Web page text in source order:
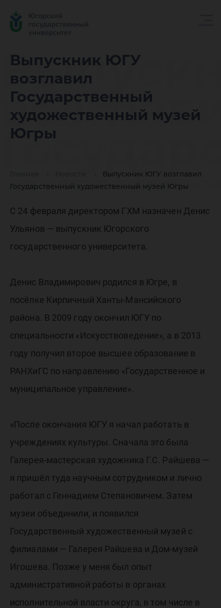
Выпускник ЮГУ
возглавил
Государственный
художественный музей
Югры
Выпускник ЮГУ возглавил
Государственный художественный музей Югры
музей
С 24 февраля директором ГХМ назначен Денис
Ульянов — выпускник Югорского
государственного университета.
Денис Владимирович родился в Югре, в
посёлке Кирпичный Ханты-Мансийского
района. В 2009 году окончил ЮГУ по
специальности «Искусствоведение», а в 2013
году получил второе высшее образование в
РАНХиГС по направлению «Государственное и
муниципальное управление».
«После окончания ЮГУ я начал работать в
учреждениях культуры. Сначала это была
Галерея-мастерская художника Г.С. Райшева —
я пришёл туда научным сотрудником и лично
работал с Геннадием Степановичем. Затем
музеи объединили, и появился
Государственный художественный музей с
филиалами — Галерея Райшева и Дом-музей
Игошева. Позже у меня был опыт
административной работы в органах
исполнительной власти округа, в том числе в